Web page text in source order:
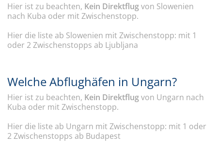
Hier ist zu beachten, Kein Direktflugvon Slowenien
nach Kuba oder mit Zwischenstopp.
Hier die liste ab Slowenien mit Zwischenstopp: mit 1
oder 2 Zwischenstopps ab Ljubljana
Welche Abflughäfen in Ungarn?
Hier ist zu beachten, Kein Direktflugvon Ungarn nach
Kuba oder mit Zwischenstopp.
Hier die liste ab Ungarn mit Zwischenstopp: mit 1 oder
2 Zwischenstopps ab Budapest